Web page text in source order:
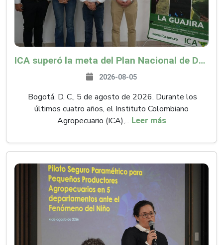
ICA superó la meta del Plan Nacional de Desarrollo y abrió 61 mercados internacionales
2026-08-05
Bogotá, D. C., 5 de agosto de 2026. Durante los
últimos cuatro años, el Instituto Colombiano
Agropecuario (ICA),... Leer más